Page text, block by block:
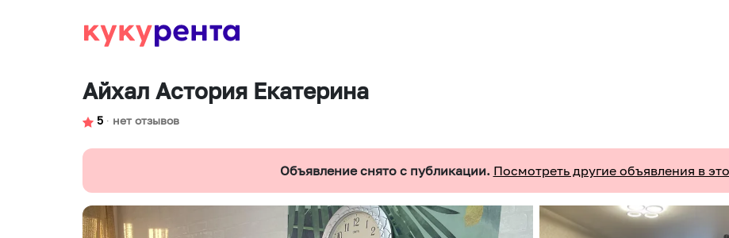
Айхал Астория Екатерина
5 ∙ нет отзывов
Объявление снято с публикации. Посмотреть другие объявления в